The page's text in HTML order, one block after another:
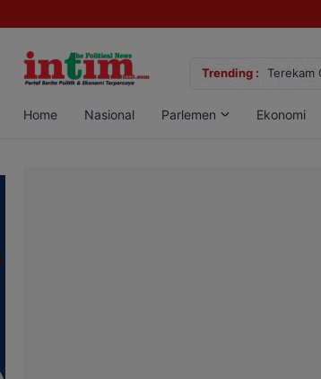
Trending :
Terekam CCTV, Pelaku Curanmor di Jalan Juanda Sampit
Home Nasional Parlemen Ekonomi